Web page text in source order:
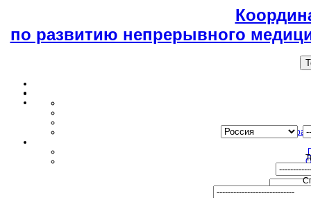
по развитию непрерывного